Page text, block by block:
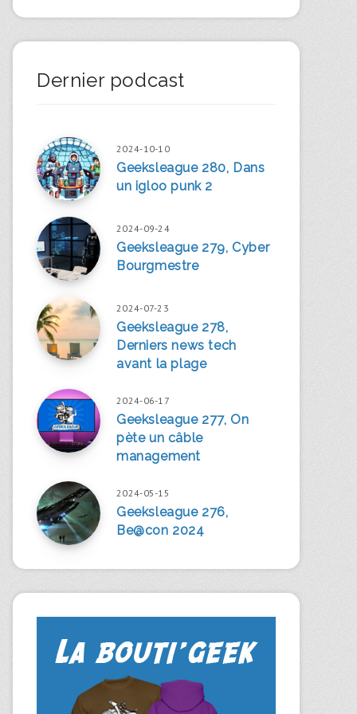
Dernier podcast
2024-10-10
Geeksleague 280, Dans
un igloo punk 2
2024-09-24
Geeksleague 279, Cyber
Bourgmestre
2024-07-23
Geeksleague 278,
Derniers news tech
avant la plage
2024-06-17
Geeksleague 277, On
pète un câble
management
2024-05-15
Geeksleague 276,
Be@con 2024